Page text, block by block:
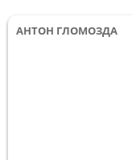
АНТОН ГЛОМОЗДА